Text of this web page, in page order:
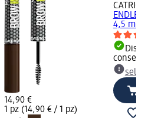
14,90 €
1 pz (14,90 € / 1 pz)
CATRICE
4,5 ml